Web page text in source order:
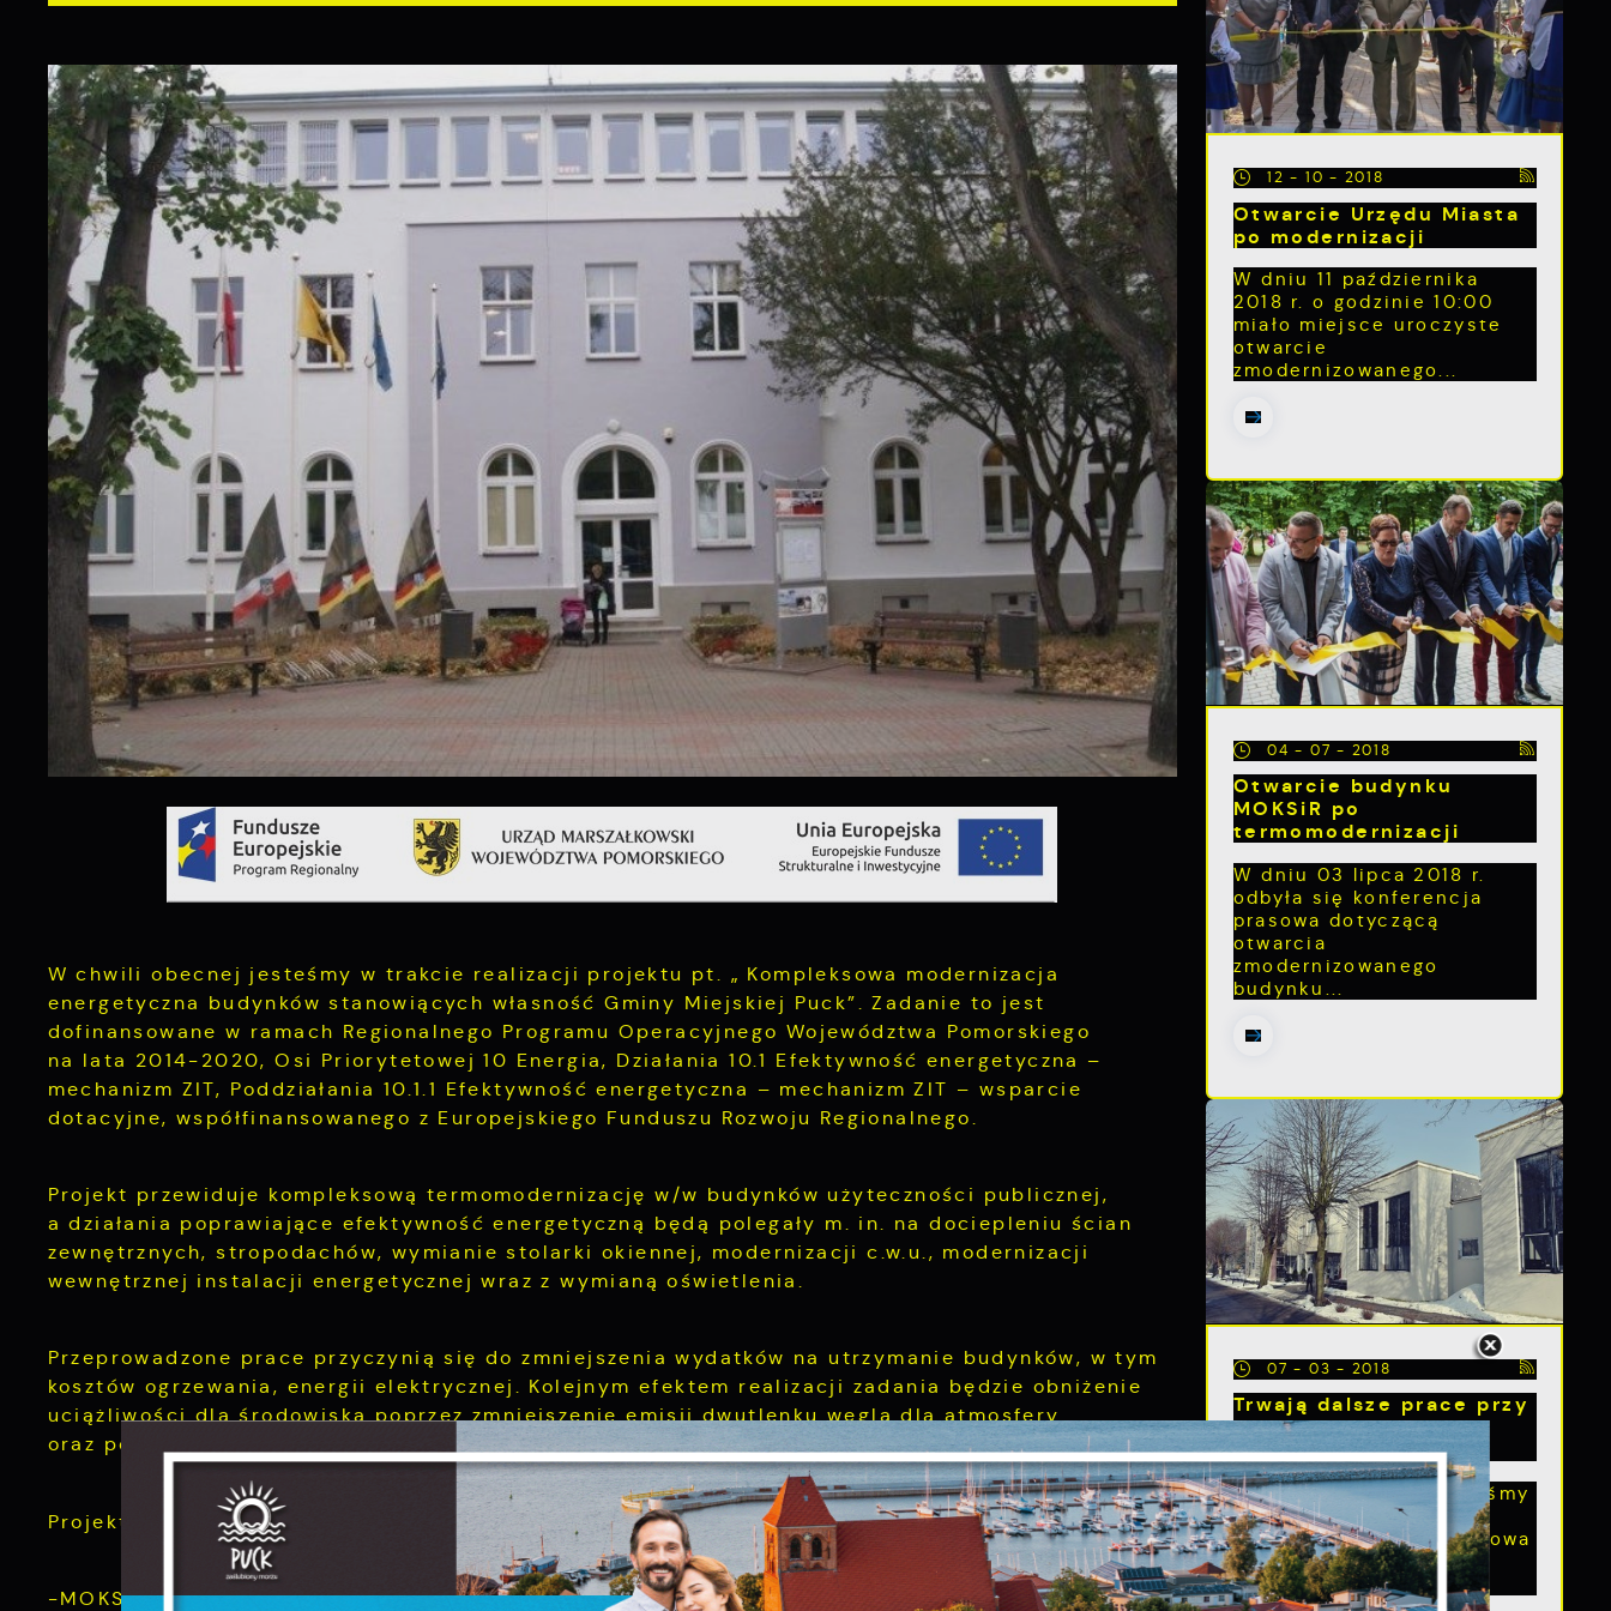
W chwili obecnej jesteśmy w trakcie realizacji projektu pt. „ Kompleksowa modernizacja
energetyczna budynków stanowiących własność Gminy Miejskiej Puck”. Zadanie to jest
dofinansowane w ramach Regionalnego Programu Operacyjnego Województwa Pomorskiego
na lata 2014-2020, Osi Priorytetowej 10 Energia, Działania 10.1 Efektywność energetyczna –
mechanizm ZIT, Poddziałania 10.1.1 Efektywność energetyczna – mechanizm ZIT – wsparcie
dotacyjne, współfinansowanego z Europejskiego Funduszu Rozwoju Regionalnego.
Projekt przewiduje kompleksową termomodernizację w/w budynków użyteczności publicznej,
a działania poprawiające efektywność energetyczną będą polegały m. in. na dociepleniu ścian
zewnętrznych, stropodachów, wymianie stolarki okiennej, modernizacji c.w.u., modernizacji
wewnętrznej instalacji energetycznej wraz z wymianą oświetlenia.
Przeprowadzone prace przyczynią się do zmniejszenia wydatków na utrzymanie budynków, w tym
kosztów ogrzewania, energii elektrycznej. Kolejnym efektem realizacji zadania będzie obniżenie
uciążliwości dla środowiska poprzez zmniejszenie emisji dwutlenku węgla dla atmosfery
oraz podniesienie standardu użytkowania budynków.
Projekt obejmować będzie budynki:
-MOKSiR Puck – („Kompleksowa modernizacja energetyczna budynków stanowiących własność
12 - 10 - 2018
Otwarcie Urzędu Miasta
po modernizacji
W dniu 11 października
2018 r. o godzinie 10:00
miało miejsce uroczyste
otwarcie
zmodernizowanego...
04 - 07 - 2018
Otwarcie budynku
MOKSiR po
termomodernizacji
W dniu 03 lipca 2018 r.
odbyła się konferencja
prasowa dotyczącą
otwarcia
zmodernizowanego
budynku...
07 - 03 - 2018
Trwają dalsze prace przy
termomodernizacji
budynków miasta
W chwili obecnej jesteśmy
w trakcie realizacji
projektu pt. „ Kompleksowa
modernizacja
energetyczna...
Ustawienia
Szanujemy Twoją prywatność. Możesz zmienić ustawienia cookies
lub zaakceptować je wszystkie. W dowolnym momencie możesz
dokonać zmiany swoich ustawień.